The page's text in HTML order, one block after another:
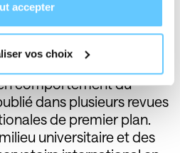
accepter
vos choix
en marketing
titulaire en marketing
de l’administration de
comportement du
dans plusieurs revues
de premier plan.
universitaire et des